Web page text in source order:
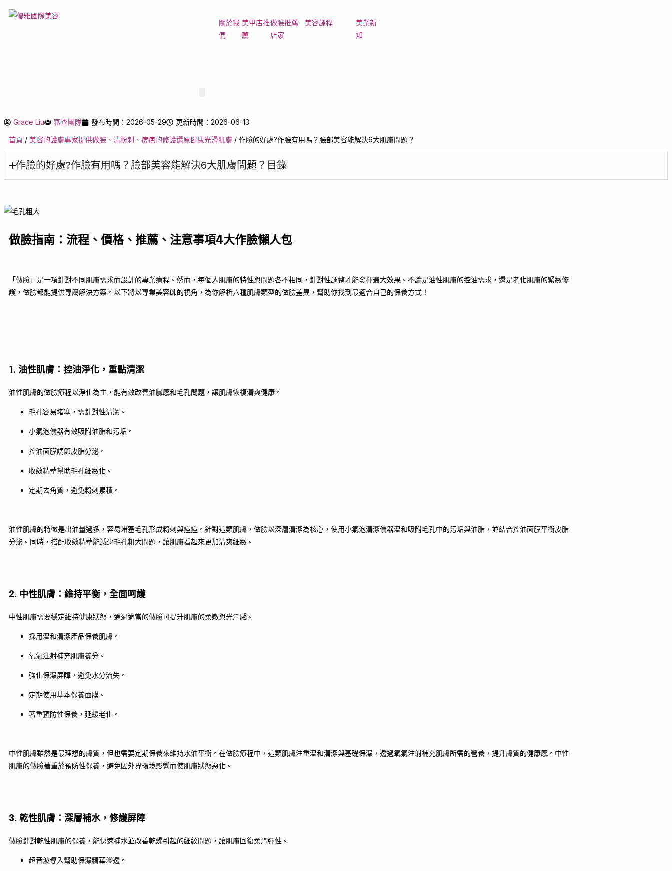
關於我
們
美甲店推
薦
做臉推薦
店家
美容課程
美業新
知
Grace Liu 審查團隊 發布時間：2026-05-29 更新時間：2026-06-13
首頁 / 美容的護膚專家提供做臉、清粉刺、痘疤的修護還原健康光滑肌膚 / 作臉的好處?作臉有用嗎？臉部美容能解決6大肌膚問題？
作臉的好處?作臉有用嗎？臉部美容能解決6大肌膚問題？目錄
做臉指南：流程、價格、推薦、注意事項4大作臉懶人包
「做臉」是一項針對不同肌膚需求而設計的專業療程。然而，每個人肌膚的特性與問題各不相同，針對性調整才能發揮最大效果。不論是油性肌膚的控油需求，還是老化肌膚的緊緻修
護，做臉都能提供專屬解決方案。以下將以專業美容師的視角，為你解析六種肌膚類型的做臉差異，幫助你找到最適合自己的保養方式！
1. 油性肌膚：控油淨化，重點清潔
油性肌膚的做臉療程以淨化為主，能有效改善油膩感和毛孔問題，讓肌膚恢復清爽健康。
毛孔容易堵塞，需針對性清潔。
小氣泡儀器有效吸附油脂和污垢。
控油面膜調節皮脂分泌。
收斂精華幫助毛孔細緻化。
定期去角質，避免粉刺累積。
油性肌膚的特徵是出油量過多，容易堵塞毛孔形成粉刺與痘痘。針對這類肌膚，做臉以深層清潔為核心，使用小氣泡清潔儀器溫和吸附毛孔中的污垢與油脂，並結合控油面膜平衡皮脂
分泌。同時，搭配收斂精華能減少毛孔粗大問題，讓肌膚看起來更加清爽細緻。
2. 中性肌膚：維持平衡，全面呵護
中性肌膚需要穩定維持健康狀態，通過適當的做臉可提升肌膚的柔嫩與光澤感。
採用溫和清潔產品保養肌膚。
氧氣注射補充肌膚養分。
強化保濕屏障，避免水分流失。
定期使用基本保養面膜。
著重預防性保養，延緩老化。
中性肌膚雖然是最理想的膚質，但也需要定期保養來維持水油平衡。在做臉療程中，這類肌膚注重溫和清潔與基礎保濕，透過氧氣注射補充肌膚所需的營養，提升膚質的健康感。中性
肌膚的做臉著重於預防性保養，避免因外界環境影響而使肌膚狀態惡化。
3. 乾性肌膚：深層補水，修護屏障
做臉針對乾性肌膚的保養，能快速補水並改善乾燥引起的細紋問題，讓肌膚回復柔潤彈性。
超音波導入幫助保濕精華滲透。